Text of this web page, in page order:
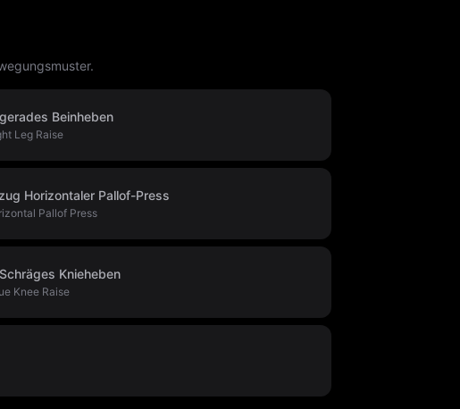
Beinheben
Leg Raise
Horizontaler Pallof-Press
Pallof Press
Knieheben
Knee Raise